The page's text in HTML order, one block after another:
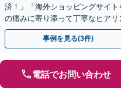
済！」「海外ショッピングサイ
の痛みに寄り添って丁寧なヒア
金が得られるよう尽力します！
事例を見る(3件)
電話でお問い合わせ